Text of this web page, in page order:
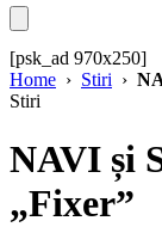
[psk_ad 970x250]
Home › Stiri ›
Stiri
NAVI și
„Fixer”